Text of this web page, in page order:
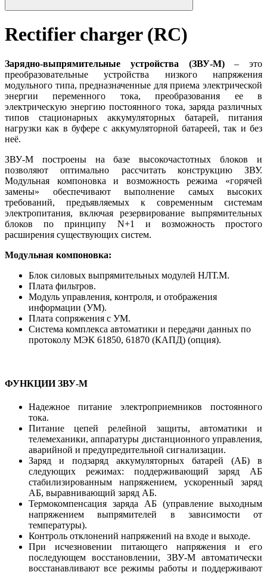
Rectifier charger (RC)
Зарядно-выпрямительные устройства (ЗВУ-М)– это
преобразовательные устройства низкого напряжения
модульного типа, предназначенные для приема электрической
энергии переменного тока, преобразования ее в
электрическую энергию постоянного тока, заряда различных
типов стационарных аккумуляторных батарей, питания
нагрузки как в буфере с аккумуляторной батареей, так и без
неё.
ЗВУ-М построены на базе высокочастотных блоков и
позволяют оптимально рассчитать конструкцию ЗВУ.
Модульная компоновка и возможность режима «горячей
замены» обеспечивают выполнение самых высоких
требований, предъявляемых к современным системам
электропитания, включая резервирование выпрямительных
блоков по принципу N+1 и возможность простого
расширения существующих систем.
Модульная компоновка:
Блок силовых выпрямительных модулей НЛТ.М.
Плата фильтров.
Модуль управления, контроля, и отображения
информации (УМ).
Плата сопряжения с УМ.
Система комплекса автоматики и передачи данных по
протоколу МЭК 61850, 61870 (КАПД) (опция).
ФУНКЦИИ ЗВУ-М
Надежное питание электроприемников постоянного
тока.
Питание цепей релейной защиты, автоматики и
телемеханики, аппаратуры дистанционного управления,
аварийной и предупредительной сигнализации.
Заряд и подзаряд аккумуляторных батарей (АБ) в
следующих режимах: поддерживающий заряд АБ
стабилизированным напряжением, ускоренный заряд
АБ, выравнивающий заряд АБ.
Термокомпенсация заряда АБ (управление выходным
напряжением выпрямителей в зависимости от
температуры).
Контроль отклонений напряжений на входе и выходе.
При исчезновении питающего напряжения и его
последующем восстановлении, ЗВУ-М автоматически
восстанавливают все режимы работы и поддерживают